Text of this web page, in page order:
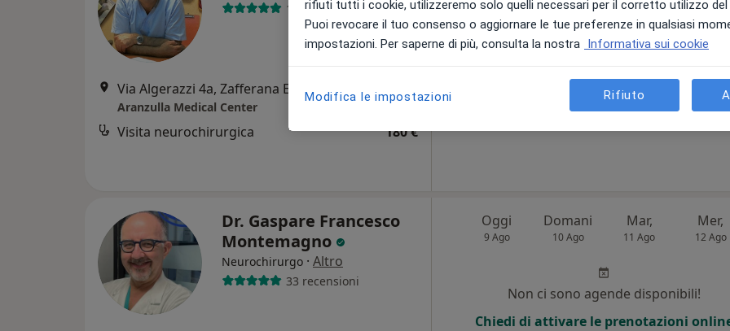
126 recensioni
Via Algerazzi 4a, Zafferana Etnea Mappa
Aranzulla Medical Center
Visita neurochirurgica 180 €
Non ci sono agende disponibili!
Dr. Gaspare Francesco
Montemagno
Neurochirurgo · Altro
33 recensioni
Oggi
9 Ago
Domani
10 Ago
Mar,
11 Ago
Mer,
12 Ago
Non ci sono agende disponibili!
Chiedi di attivare le prenotazioni
rifiuti tutti i cookie, utilizzeremo solo quelli necessari per il corretto utilizzo
Puoi revocare il tuo consenso o aggiornare le tue preferenze in qualsiasi
impostazioni. Per saperne di più, consulta la nostra Informativa sui cookie
Modifica le impostazioni Rifiuto